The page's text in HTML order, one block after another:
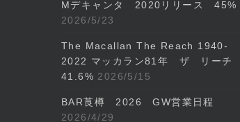
Mデキャンタ 2020リリース 45%
2026/5/23
The Macallan The Reach 1940-
2022 マッカラン81年 ザ リーチ
41.6% 2026/5/15
BAR莨樽 2026 GW営業日程
2026/4/29